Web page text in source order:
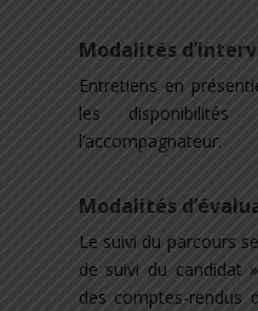
Modalités
Entretiens en
les
l’accompagnateur.
Modalités
Le suivi du parcours
de suivi du candidat
des comptes-rendus